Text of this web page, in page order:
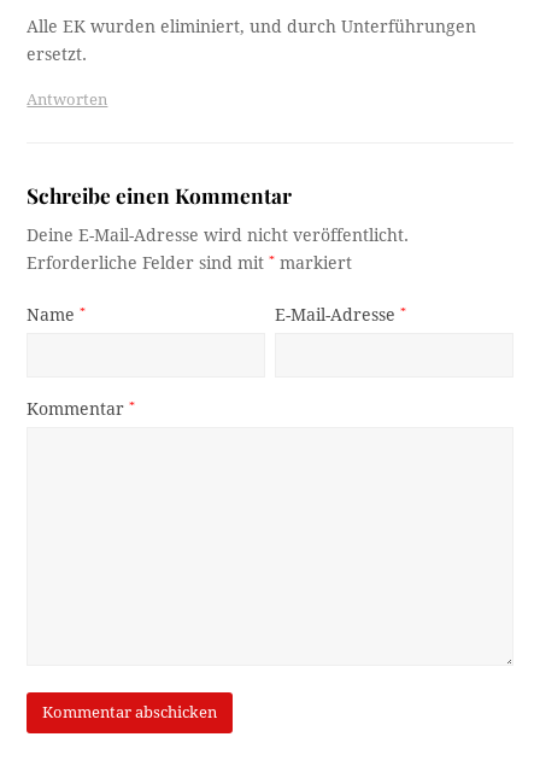
Alle EK wurden eliminiert, und durch Unterführungen
ersetzt.
Antworten
Schreibe einen Kommentar
Deine E-Mail-Adresse wird nicht veröffentlicht.
Erforderliche Felder sind mit* markiert
Name* E-Mail-Adresse*
Kommentar*